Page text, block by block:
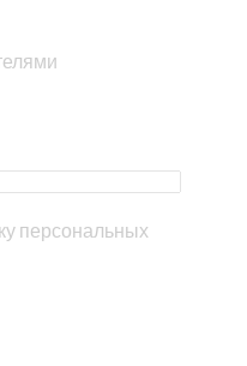
персональных